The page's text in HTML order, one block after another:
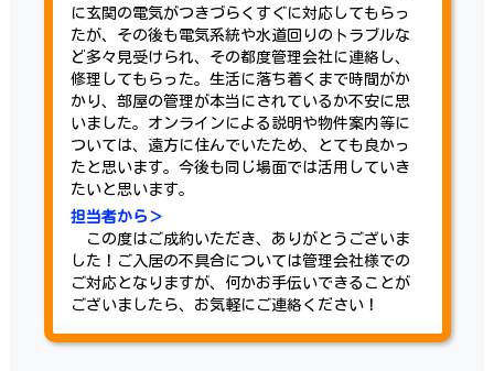
に玄関の電気がつきづらくすぐに対応してもらっ
たが、その後も電気系統や水道回りのトラブルな
ど多々見受けられ、その都度管理会社に連絡し、
修理してもらった。生活に落ち着くまで時間がか
かり、部屋の管理が本当にされているか不安に思
いました。オンラインによる説明や物件案内等に
ついては、遠方に住んでいたため、とても良かっ
たと思います。今後も同じ場面では活用していき
たいと思います。
担当者から＞
この度はご成約いただき、ありがとうございま
した！ご入居の不具合については管理会社様での
ご対応となりますが、何かお手伝いできることが
ございましたら、お気軽にご連絡ください！